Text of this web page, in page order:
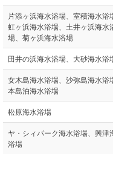
片添ヶ浜海水浴場、室積海水浴
虹ヶ浜海水浴場、土井ヶ浜海水
場、菊ヶ浜海水浴場
田井の浜海水浴場、大砂海水浴
女木島海水浴場、沙弥島海水浴
本島泊海水浴場
松原海水浴場
ヤ・シィパーク海水浴場、興津
浴場